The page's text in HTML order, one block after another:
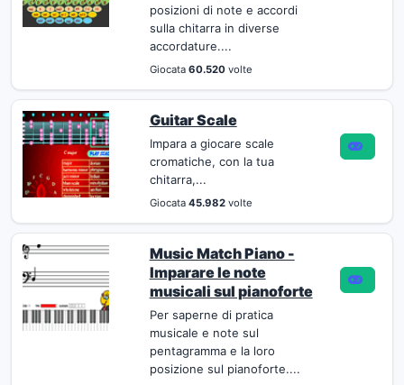
posizioni di note e accordi
sulla chitarra in diverse
accordature....
Giocata 60.520volte
Guitar Scale
Impara a giocare scale
cromatiche, con la tua
chitarra,...
Giocata 45.982volte
Music Match Piano -
Imparare le note
musicali sul pianoforte
Per saperne di pratica
musicale e note sul
pentagramma e la loro
posizione sul pianoforte....